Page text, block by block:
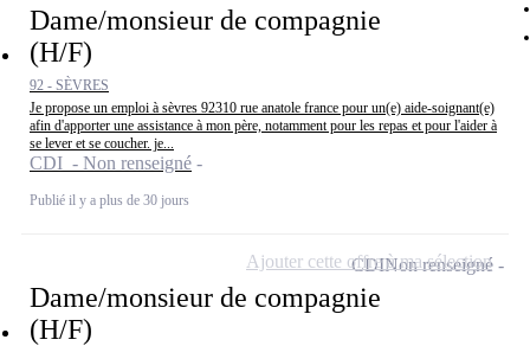
Dame/monsieur de compagnie
(H/F)
92 - SÈVRES
Je propose un emploi à sèvres 92310 rue anatole france pour un(e) aide-soignant(e)
afin d'apporter une assistance à mon père, notamment pour les repas et pour l'aider à
se lever et se coucher. je...
CDI - Non renseigné
Publié il y a plus de 30 jours
Dame/monsieur de compagnie
(H/F)
CDINon renseigné
Ajouter cette offre à ma sélection